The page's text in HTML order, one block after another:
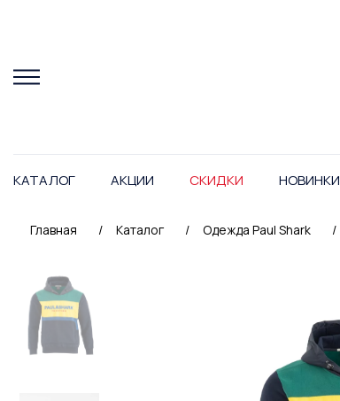
КАТАЛОГ АКЦИИ СКИДКИ НОВИНКИ
Главная / Каталог / Одежда Paul Shark /